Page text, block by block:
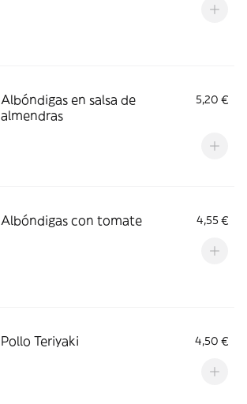
Albóndigas en salsa de
almendras
5,20 €
Albóndigas con tomate 4,55 €
Pollo Teriyaki 4,50 €